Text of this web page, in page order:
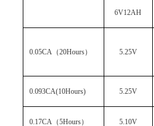
6V12AH
0.05CA （20Hours） 5.25V
0.093CA(10Hours) 5.25V
0.17CA （5Hours） 5.10V